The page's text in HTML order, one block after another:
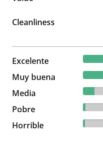
Cleanliness
Excelente
240 reviews
Muy buena
117 reviews
Media
52 reviews
Pobre
2.57%
11 reviews
Horrible
1.87%
8 reviews